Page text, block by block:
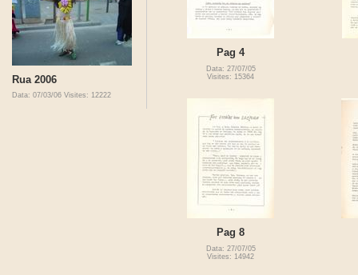
Rua 2006
Data: 07/03/06 Visites: 12222
Pag 4
Data: 27/07/05
Visites: 15364
Pag 8
Data: 27/07/05
Visites: 14942